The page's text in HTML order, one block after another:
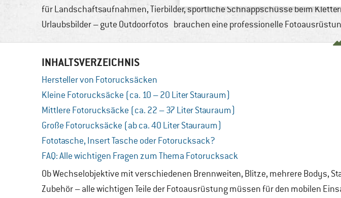
für Landschaftsaufnahmen, Tierbilder, sportliche Schnappschüsse beim
Urlaubsbilder – gute Outdoorfotos brauchen eine professionelle
INHALTSVERZEICHNIS
Hersteller von Fotorucksäcken
Kleine Fotorucksäcke (ca. 10 – 20 Liter Stauraum)
Mittlere Fotorucksäcke (ca. 22 – 37 Liter Stauraum)
Große Fotorucksäcke (ab ca. 40 Liter Stauraum)
Fototasche, Insert Tasche oder Fotorucksack?
FAQ: Alle wichtigen Fragen zum Thema Fotorucksack
Ob Wechselobjektive mit verschiedenen Brennweiten, Blitze, mehrere Bodys,
Zubehör – alle wichtigen Teile der Fotoausrüstung müssen für den mobilen